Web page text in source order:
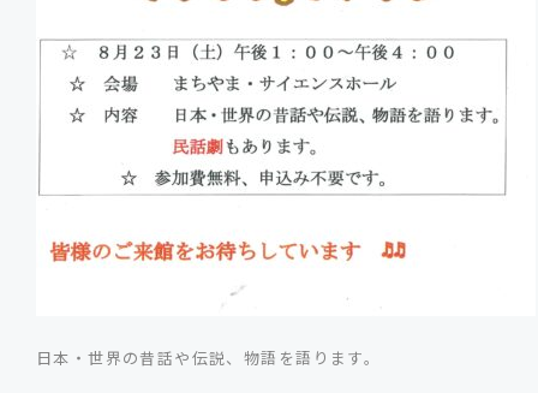
日本・世界の昔話や伝説、物語を語ります。